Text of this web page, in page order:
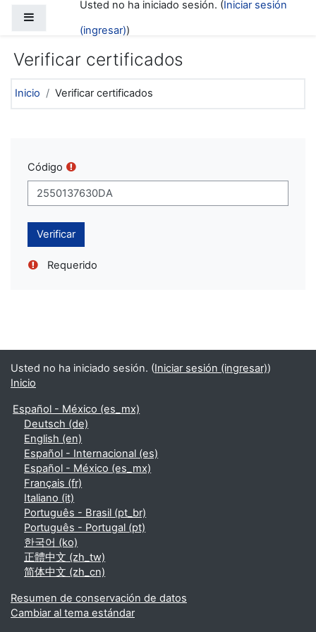
Saltar al contenido principalUsted no ha iniciado sesión. (Iniciar sesión
(ingresar))
Verificar certificados
Inicio Verificar certificados
Código
Requerido
Usted no ha iniciado sesión. (Iniciar sesión (ingresar))
Inicio
Español - México ‎(es_mx)‎
Deutsch ‎(de)‎
English ‎(en)‎
Español - Internacional ‎(es)‎
Español - México ‎(es_mx)‎
Français ‎(fr)‎
Italiano ‎(it)‎
Português - Brasil ‎(pt_br)‎
Português - Portugal ‎(pt)‎
한국어 ‎(ko)‎
正體中文 ‎(zh_tw)‎
简体中文 ‎(zh_cn)‎
Resumen de conservación de datos
Cambiar al tema estándar